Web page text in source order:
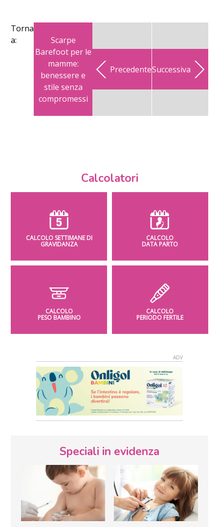
Torna
a:
Scarpe
Barefoot per le
mamme:
benessere e
stile senza
compromessi
PrecedenteSuccessiva
Calcolatori
CALCOLO SETTIMANE DI
GRAVIDANZA
CALCOLO
DATA PARTO
CALCOLO
PESO BAMBINO
CALCOLO
PERIODO FERTILE
Speciali in evidenza